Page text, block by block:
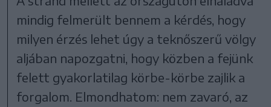
mindig felmerült bennem a kérdés, hogy
milyen érzés lehet úgy a teknőszerű völgy
aljában napozgatni, hogy közben a fejünk
felett gyakorlatilag körbe-körbe zajlik a
forgalom. Elmondhatom: nem zavaró, az